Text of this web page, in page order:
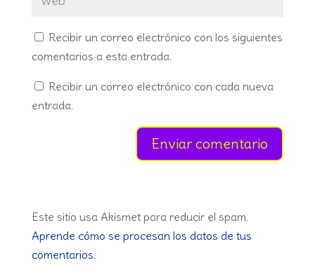
Recibir un correo electrónico con los siguientes
comentarios a esta entrada.
Recibir un correo electrónico con cada nueva
entrada.
Este sitio usa Akismet para reducir el spam.
Aprende cómo se procesan los datos de tus
comentarios.